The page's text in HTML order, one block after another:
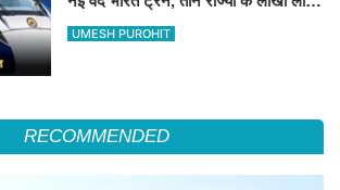
का सफर होगा आसान, देखें पूरा रूटमैप
UMESH PUROHIT
RECOMMENDED